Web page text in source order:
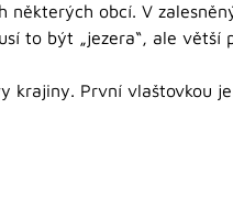
některých obcí. V
to být „jezera“, ale větší
krajiny. První vlaštovkou